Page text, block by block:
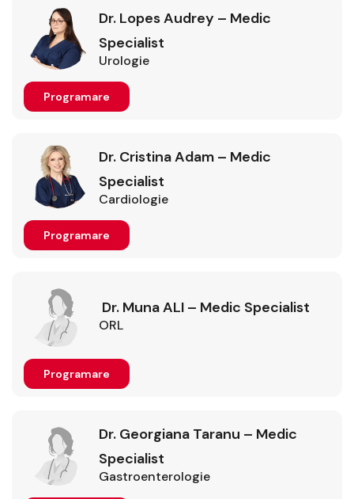
Dr. Lopes Audrey – Medic
Specialist
Urologie
Programare
Dr. Cristina Adam – Medic
Specialist
Cardiologie
Programare
Dr. Muna ALI – Medic Specialist
ORL
Programare
Dr. Georgiana Taranu – Medic
Specialist
Gastroenterologie